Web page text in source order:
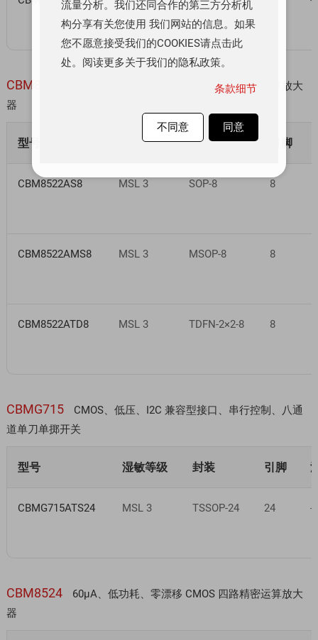
CBM8522
60µA、低功耗、零漂移 CMOS 双路精密运算放大
器
型号 湿敏等级 封装 引脚
CBM8522AS8 MSL 3 SOP-8 8
CBM8522AMS8 MSL 3 MSOP-8 8
CBM8522ATD8 MSL 3 TDFN-2×2-8 8
CBMG715
CMOS、低压、I2C 兼容型接口、串行控制、八通
道单刀单掷开关
型号 湿敏等级 封装 引脚
CBMG715ATS24 MSL 3 TSSOP-24 24 -
CBM8524
60µA、低功耗、零漂移 CMOS 四路精密运算放大
器
流量分析。我们还同合作的第三方分析机
构分享有关您使用 我们网站的信息。如果
您不愿意接受我们的COOKIES请点击此
处。阅读更多关于我们的隐私政策。
条款细节
不同意 同意